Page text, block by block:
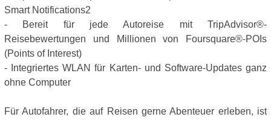
Smart Notifications2
- Bereit für jede Autoreise mit TripAdvisor®-
Reisebewertungen und Millionen von Foursquare®-POIs
(Points of Interest)
- Integriertes WLAN für Karten- und Software-Updates ganz
ohne Computer
Für Autofahrer, die auf Reisen gerne Abenteuer erleben, ist